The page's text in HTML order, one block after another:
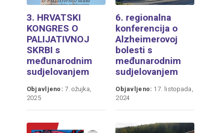
3. HRVATSKI
KONGRES O
PALIJATIVNOJ
SKRBI s
međunarodnim
sudjelovanjem
Objavljeno: 7. ožujka,
2025
6. regionalna
konferencija o
Alzheimerovoj
bolesti s
međunarodnim
sudjelovanjem
Objavljeno: 17. listopada,
2024